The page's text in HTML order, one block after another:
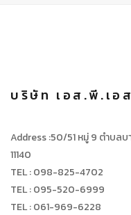
บริษัท เอส.พี.เอ
Address :50/51 หมู่ 9 ตำบล
11140
TEL : 098-825-4702
TEL : 095-520-6999
TEL : 061-969-6228